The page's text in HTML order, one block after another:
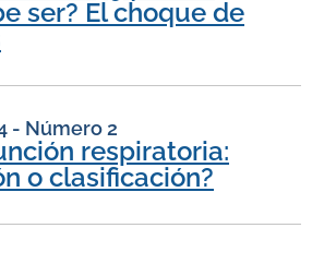
ser? El choque de
- Número 2
respiratoria:
o clasificación?